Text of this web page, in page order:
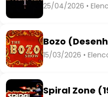
25/04/2026 •
Bozo
15/03/2026 •
Spiral Zone